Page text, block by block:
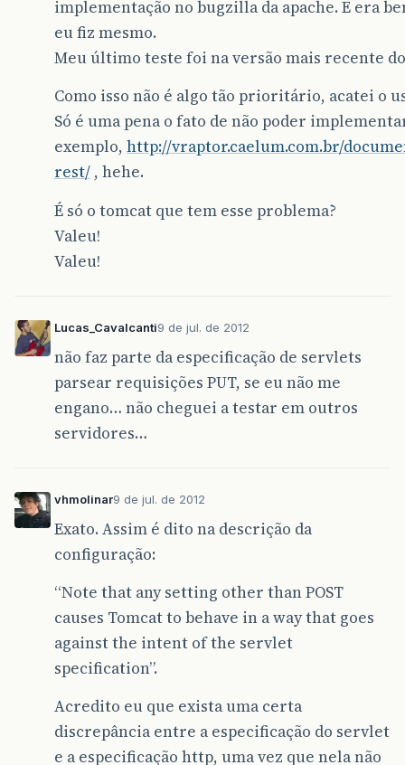
implementação no bugzilla da apache. E era
eu fiz mesmo.
Meu último teste foi na versão mais recente do
Como isso não é algo tão prioritário, acatei o
Só é uma pena o fato de não poder
exemplo, http://vraptor.caelum.com.br/
rest/ , hehe.
É só o tomcat que tem esse problema?
Valeu!
Valeu!
Lucas_Cavalcanti9 de jul. de 2012
não faz parte da especificação de servlets
parsear requisições PUT, se eu não me
engano… não cheguei a testar em outros
servidores…
vhmolinar9 de jul. de 2012
Exato. Assim é dito na descrição da
configuração:
“Note that any setting other than POST
causes Tomcat to behave in a way that goes
against the intent of the servlet
specification”.
Acredito eu que exista uma certa
discrepância entre a especificação do servlet
e a especificação http, uma vez que nela não